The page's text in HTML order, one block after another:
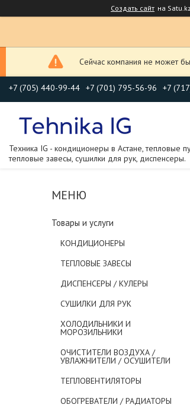
Создать сайт на
Сейчас компания не может
+7 (705) 440-99-44 +7 (701) 795-56-96 +7
Техника IG - кондиционеры в Астане, тепловые
тепловые завесы, сушилки для рук, диспенсеры.
Товары и услуги
КОНДИЦИОНЕРЫ
ТЕПЛОВЫЕ ЗАВЕСЫ
ДИСПЕНСЕРЫ / КУЛЕРЫ
СУШИЛКИ ДЛЯ РУК
ХОЛОДИЛЬНИКИ И
МОРОЗИЛЬНИКИ
ОЧИСТИТЕЛИ ВОЗДУХА /
УВЛАЖНИТЕЛИ / ОСУШИТЕЛИ
ТЕПЛОВЕНТИЛЯТОРЫ
ОБОГРЕВАТЕЛИ / РАДИАТОРЫ